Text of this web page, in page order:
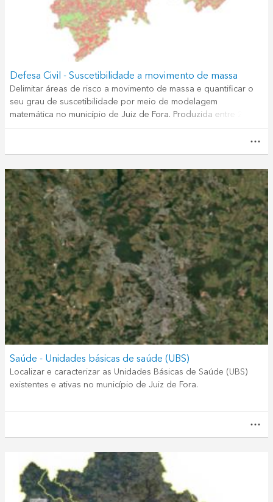
Defesa Civil - Suscetibilidade a movimento de massa
Delimitar áreas de risco a movimento de massa e quantificar o
seu grau de suscetibilidade por meio de modelagem
matemática no município de Juiz de Fora. Produzida entre 2012
Saúde - Unidades básicas de saúde (UBS)
Localizar e caracterizar as Unidades Básicas de Saúde (UBS)
existentes e ativas no município de Juiz de Fora.